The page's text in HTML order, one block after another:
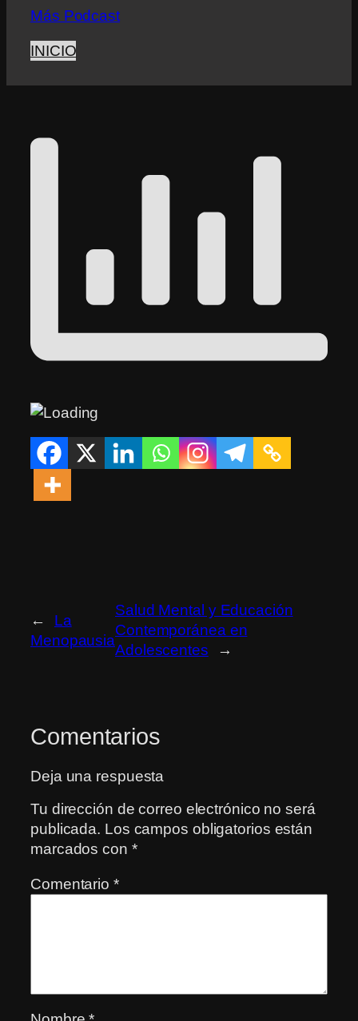
Más Podcast
INICIO
←
La
Menopausia
Salud Mental y Educación
Contemporánea en
Adolescentes
→
Comentarios
Deja una respuesta
Tu dirección de correo electrónico no será
publicada. Los campos obligatorios están
marcados con *
Comentario *